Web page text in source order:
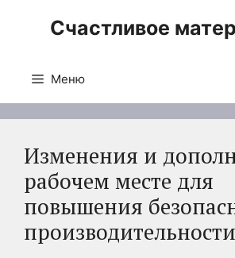
Счастливое
Меню
Изменения и
рабочем месте для
повышения
производительности